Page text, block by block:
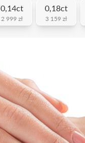
0,14ct
2 999 zł
0,18ct
3 159 zł